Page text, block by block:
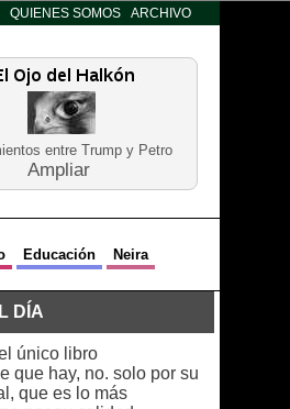
QUIENES SOMOS ARCHIVO
entre Trump y Petro
Ampliar
Educación Neira
DÍA
único libro
que hay, no. solo por su
que es lo más